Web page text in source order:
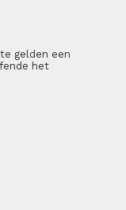
gelden een
het